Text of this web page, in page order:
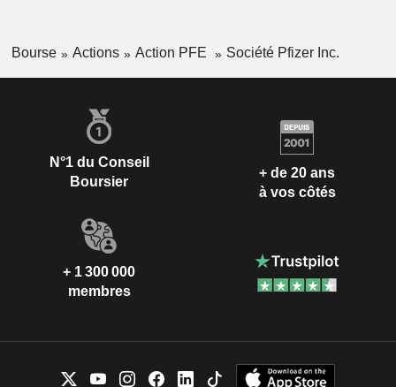
Bourse Actions Action PFE Société Pfizer Inc.
N°1 du Conseil
Boursier
+ de 20 ans
à vos côtés
+ 1 300 000
membres